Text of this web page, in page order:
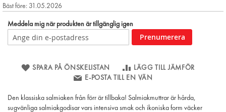
gallery
Bäst före: 31.05.2026
Meddela mig när produkten är tillgänglig igen
Prenumerera
SPARA PÅ ÖNSKELISTAN
LÄGG TILL JÄMFÖR
E-POSTA TILL EN VÄN
Den klassiska salmiaken från förr är tillbaka! Salmiakmuttrar är hårda,
sugvänliga salmiakgodisar vars intensiva smak och ikoniska form väcker